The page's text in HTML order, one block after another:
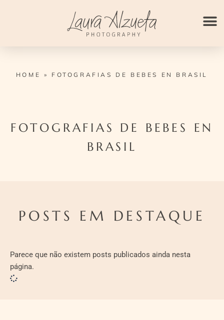
HOME » FOTOGRAFIAS DE BEBES EN BRASIL
FOTOGRAFIAS DE BEBES EN
BRASIL
POSTS EM DESTAQUE
Parece que não existem posts publicados ainda nesta
página.